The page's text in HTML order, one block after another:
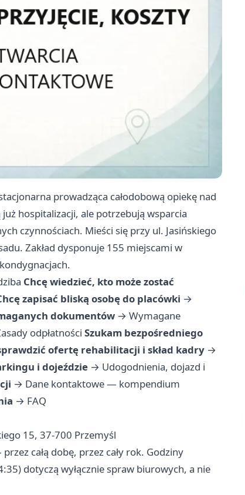
prowadząca całodobową opiekę nad
hospitalizacji, ale potrzebują wsparcia
czynnościach. Mieści się przy ul. Jasińskiego
Zakład dysponuje 155 miejscami w
Chcę wiedzieć, kto może zostać
zapisać bliską osobę do placówki →
dokumentów → Wymagane
odpłatności Szukam bezpośredniego
ofertę rehabilitacji i skład kadry →
i dojeździe → Udogodnienia, dojazd i
→ Dane kontaktowe — kompendium
→ FAQ
15, 37-700 Przemyśl
całą dobę, przez cały rok. Godziny
dotyczą wyłącznie spraw biurowych, a nie